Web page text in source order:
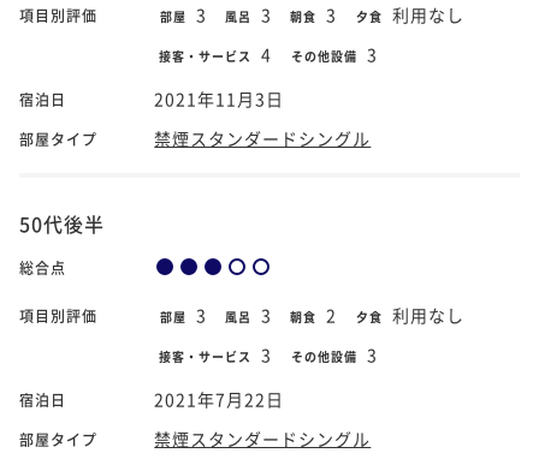
項目別評価 部屋 3 風呂 3 朝食 3 夕食 利用なし
接客・サービス 4 その他設備 3
宿泊日 2021年11月3日
部屋タイプ 禁煙スタンダードシングル
50代後半
総合点
項目別評価 部屋 3 風呂 3 朝食 2 夕食 利用なし
接客・サービス 3 その他設備 3
宿泊日 2021年7月22日
部屋タイプ 禁煙スタンダードシングル